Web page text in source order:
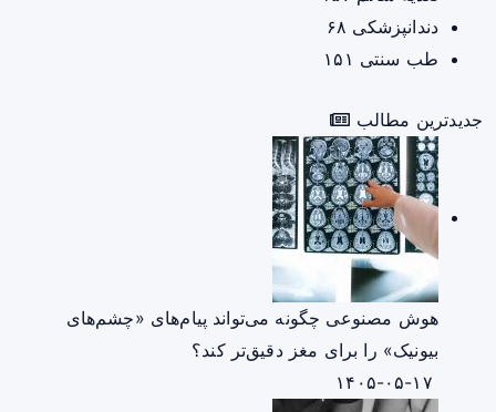
دندانپزشکی ۶۸
طب سنتی ۱۵۱
جدیدترین مطالب
هوش مصنوعی چگونه می‌تواند پیام‌های «چشم‌های
بیونیک» را برای مغز دقیق‌تر کند؟